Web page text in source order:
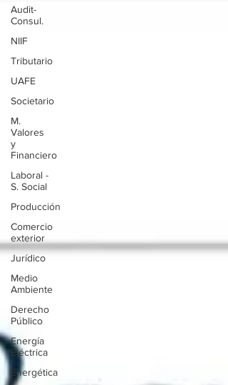
Audit-
Consul.
NIIF
Tributario
UAFE
Societario
M.
Valores
y
Financiero
Laboral -
S. Social
Producción
Comercio
exterior
Jurídico
Medio
Ambiente
Derecho
Público
Energía
Eléctrica
Energética